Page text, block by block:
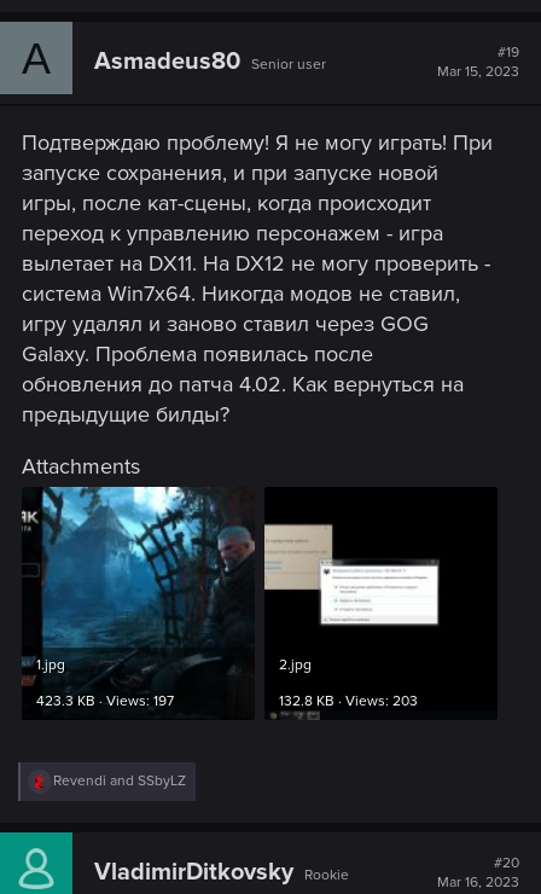
c
:
A Asmadeus80 Senior user
#19
Mar 15, 2023
Подтверждаю проблему! Я не могу играть! При
запуске сохранения, и при запуске новой
игры, после кат-сцены, когда происходит
переход к управлению персонажем - игра
вылетает на DX11. На DX12 не могу проверить -
система Win7x64. Никогда модов не ставил,
игру удалял и заново ставил через GOG
Galaxy. Проблема появилась после
обновления до патча 4.02. Как вернуться на
предыдущие билды?
Attachments
1.jpg
423.3 KB · Views: 197
2.jpg
132.8 KB · Views: 203
R
e
c
i
Revendi and SSbyLZ
VladimirDitkovsky Rookie
#20
Mar 16, 2023